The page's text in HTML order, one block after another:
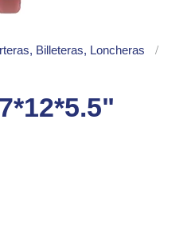
Billeteras, Loncheras